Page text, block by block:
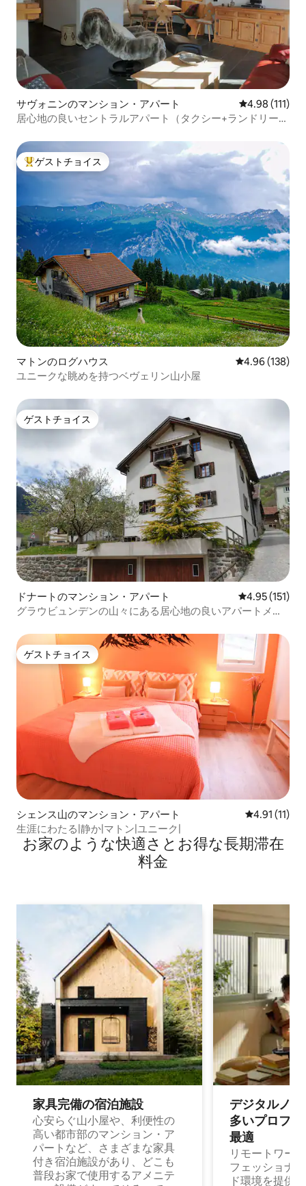
サヴォニンのマンション・アパート レビュー111
4.98 (111)
居心地の良いセントラルアパート（タクシー+ランドリー付
大好評のゲストチョイスです。
ゲストチョイス
マトンのログハウス レビュー138
4.96 (138)
ユニークな眺めを持つベヴェリン山小屋
ゲストチョイス
ゲストチョイス
ドナートのマンション・アパート レビュー151
4.95 (151)
グラウビュンデンの山々にある居心地の良いアパートメン
ゲストチョイス
ゲストチョイス
シェンス山のマンション・アパート レビュー11
4.91 (11)
生涯にわたる|静か|マトン|ユニーク|
お家のような快⁠適⁠さ⁠とお⁠得⁠な長⁠期⁠滞⁠在
料⁠金
家具完備の宿⁠泊⁠施⁠設
心安らぐ山小屋や、利便性の
高い都市部のマンション・ア
パートなど、さまざまな家具
付き宿泊施設があり、どこも
普段お家で使用するアメニテ
デジタルノ
多⁠いプ⁠ロ⁠フ⁠
最⁠適
リモートワー
フェッショナ
ド環境を提供